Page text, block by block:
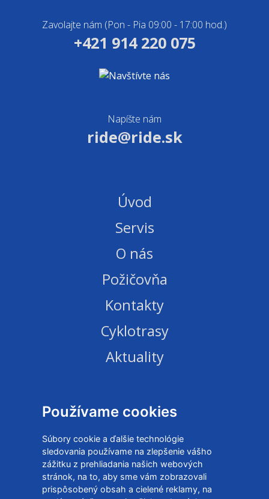
Používame cookies
Súbory cookie a ďalšie technológie
sledovania používame na zlepšenie vášho
zážitku z prehliadania našich webových
stránok, na to, aby sme vám zobrazovali
prispôsobený obsah a cielené reklamy, na
Zavolajte nám (Pon - Pia 09:00 - 17:00 hod.)
+421 914 220 075
Napíšte nám
ride@ride.sk
Úvod
Servis
O nás
Požičovňa
Kontakty
Cyklotrasy
Aktuality
E-shop
Obchodné podmienky
Ochrana osobných údajov
Zmeniť cookies nastavenia